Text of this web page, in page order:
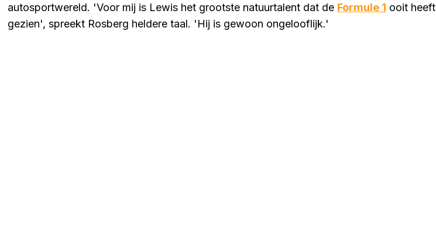
autosportwereld. 'Voor mij is Lewis het grootste natuurtalent dat de Formule 1 ooit heeft
gezien', spreekt Rosberg heldere taal. 'Hij is gewoon ongelooflijk.'